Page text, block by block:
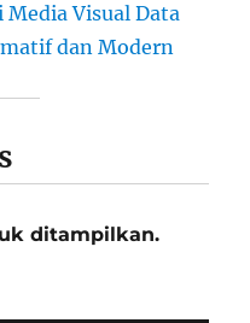
Media Visual Data
dan Modern
ditampilkan.